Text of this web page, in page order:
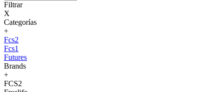
Filtrar
X
Categorías
+
Fcs2
Fcs1
Futures
Brands
+
FCS2